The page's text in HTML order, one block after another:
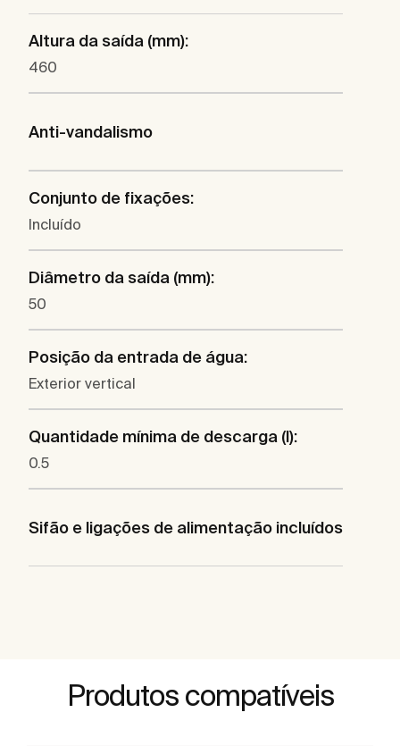
Altura da saída (mm):
460
Anti-vandalismo
Conjunto de fixações:
Incluído
Diâmetro da saída (mm):
50
Posição da entrada de água:
Exterior vertical
Quantidade mínima de descarga (l):
0.5
Sifão e ligações de alimentação incluídos
Produtos compatíveis